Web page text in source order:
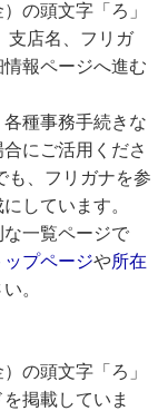
の頭文字「ろ」
支店名、フリガ
報ページへ進む
種事務手続きな
にご活用くださ
も、フリガナを参
しています。
な一覧ページで
ップページや所在
。
の頭文字「ろ」
掲載していま